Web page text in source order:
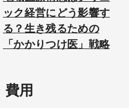
ック経営にどう影響す
る？生き残るための
「かかりつけ医」戦略
費用